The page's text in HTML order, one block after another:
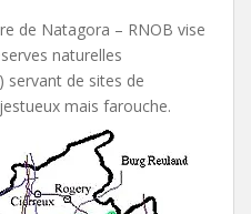
de Natagora – RNOB vise
naturelles
servant de sites de
mais farouche.